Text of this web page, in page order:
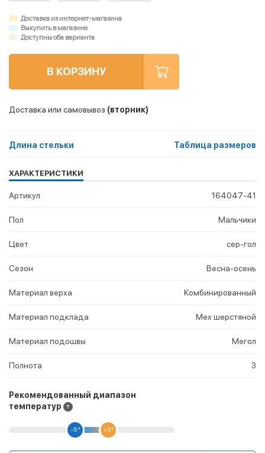
Доставка из интернет-магазина
Выкупить в магазине
Доступны оба варианта
В КОРЗИНУ
Доставка или самовывоз (вторник)
Длина стельки Таблица размеров
ХАРАКТЕРИСТИКИ
Артикул 164047-41
Пол Мальчики
Цвет сер-гол
Сезон Весна-осень
Материал верха Комбинированный
Материал подклада Мех шерстяной
Материал подошвы Мегол
Полнота 3
Рекомендованный диапазон
температур
-5 ° +5 °